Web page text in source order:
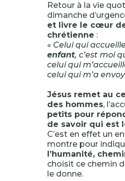
Retour à la vie
dimanche
et livre le cœur
chrétienne :
« Celui qui
enfant, c’est moi
celui qui
celui qui m’a
Jésus remet au
des hommes,
petits pour
de savoir qui est
C’est en effet un
montre pour
l’humanité,
choisit ce chemin
le donne.